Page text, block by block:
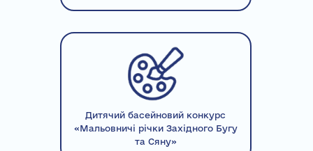
Дитячий басейновий конкурс
«Мальовничі річки Західного Бугу
та Сяну»